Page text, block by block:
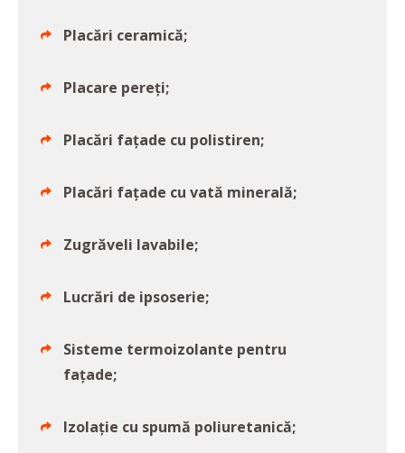
Placări ceramică;
Placare pereți;
Placări fațade cu polistiren;
Placări fațade cu vată minerală;
Zugrăveli lavabile;
Lucrări de ipsoserie;
Sisteme termoizolante pentru
fațade;
Izolație cu spumă poliuretanică;